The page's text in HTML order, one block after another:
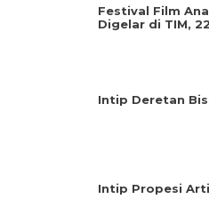
Festival Film
Digelar di TIM,
Intip Deretan
Intip Propesi